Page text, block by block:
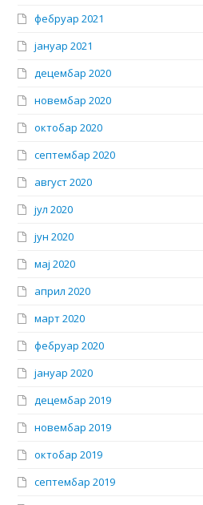
фебруар 2021
јануар 2021
децембар 2020
новембар 2020
октобар 2020
септембар 2020
август 2020
јул 2020
јун 2020
мај 2020
април 2020
март 2020
фебруар 2020
јануар 2020
децембар 2019
новембар 2019
октобар 2019
септембар 2019